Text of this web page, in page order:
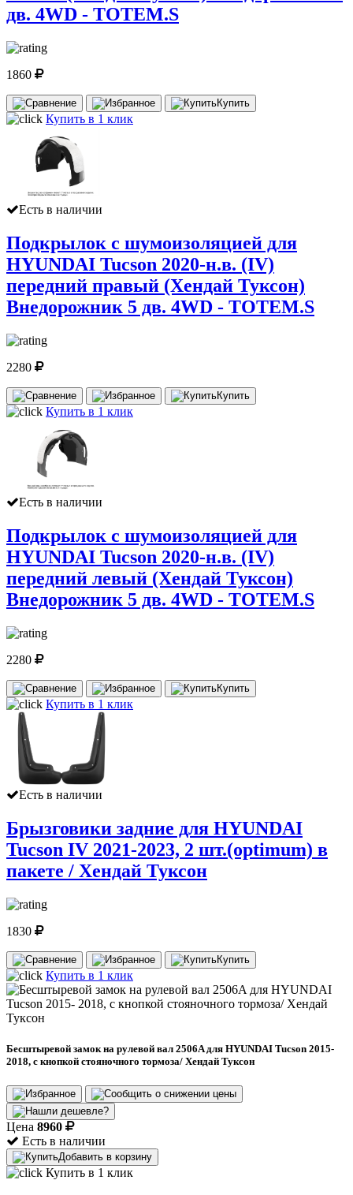
дв. 4WD - TOTEM.S
1860
Купить
Купить в 1 клик
Есть в наличии
Подкрылок с шумоизоляцией для
HYUNDAI Tucson 2020-н.в. (IV)
передний правый (Хендай Туксон)
Внедорожник 5 дв. 4WD - TOTEM.S
2280
Купить
Купить в 1 клик
Есть в наличии
Подкрылок с шумоизоляцией для
HYUNDAI Tucson 2020-н.в. (IV)
передний левый (Хендай Туксон)
Внедорожник 5 дв. 4WD - TOTEM.S
2280
Купить
Купить в 1 клик
Есть в наличии
Брызговики задние для HYUNDAI
Tucson IV 2021-2023, 2 шт.(optimum) в
пакете / Хендай Туксон
1830
Купить
Купить в 1 клик
Бесштыревой замок на рулевой вал 2506A для HYUNDAI Tucson 2015-
2018, с кнопкой стояночного тормоза/ Хендай Туксон
Цена 8960
Есть в наличии
Добавить в корзину
Купить в 1 клик